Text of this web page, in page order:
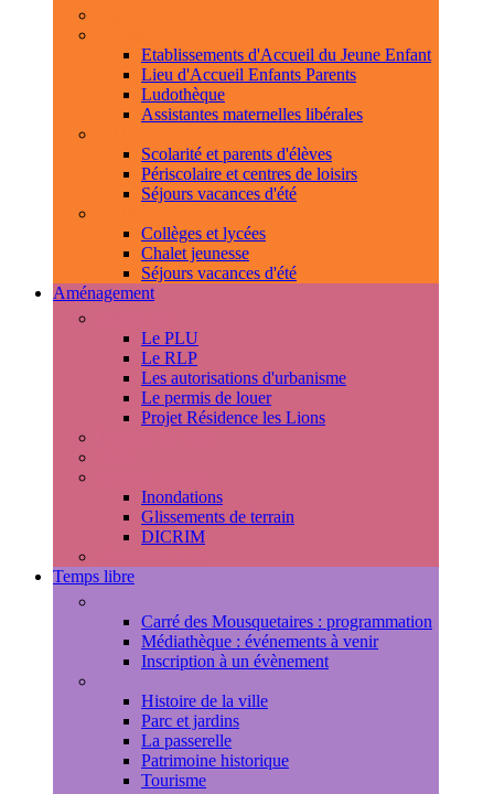
Etablissements d'Accueil du Jeune Enfant
Lieu d'Accueil Enfants Parents
Ludothèque
Assistantes maternelles libérales
Scolarité et parents d'élèves
Périscolaire et centres de loisirs
Séjours vacances d'été
Collèges et lycées
Chalet jeunesse
Séjours vacances d'été
Aménagement
Le PLU
Le RLP
Les autorisations d'urbanisme
Le permis de louer
Projet Résidence les Lions
Inondations
Glissements de terrain
DICRIM
Temps libre
Carré des Mousquetaires : programmation
Médiathèque : événements à venir
Inscription à un évènement
Histoire de la ville
Parc et jardins
La passerelle
Patrimoine historique
Tourisme